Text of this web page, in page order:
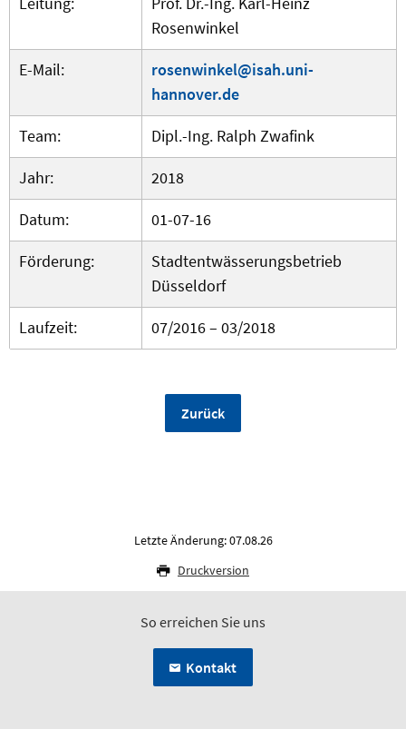
Rosenwinkel
E-Mail:
rosenwinkel@isah.uni-
hannover.de
Team:
Dipl.-Ing. Ralph Zwafink
Jahr:
2018
Datum:
01-07-16
Förderung:
Stadtentwässerungsbetrieb
Düsseldorf
Laufzeit:
07/2016 – 03/2018
Zurück
Letzte Änderung: 07.08.26
Druckversion
So erreichen Sie uns
Kontakt